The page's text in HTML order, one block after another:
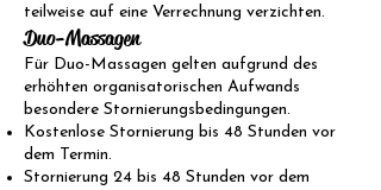
teilweise auf eine Verrechnung verzichten.
Duo-Massagen
Für Duo-Massagen gelten aufgrund des
erhöhten organisatorischen Aufwands
besondere Stornierungsbedingungen.
Kostenlose Stornierung bis 48 Stunden vor
dem Termin.
Stornierung 24 bis 48 Stunden vor dem